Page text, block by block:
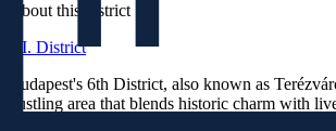
About this district
VI. District
Budapest's 6th District, also known as
bustling area that blends historic charm with